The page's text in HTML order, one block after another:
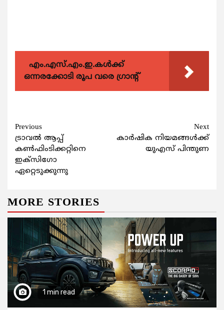
എം.എസ്.എം.ഇ.കൾക്ക്
ഒന്നരക്കോടി രൂപ വരെ ഗ്രാന്റ്
Continue
Reading
Previous
ട്രാവല്‍ ആപ്പ്
കണ്‍ഫിംടിക്കറ്റിനെ
ഇക്‌സിഗോ
ഏറ്റെടുക്കുന്നു
Next
കാര്‍ഷിക നിയമങ്ങള്‍ക്ക്
യുഎസ് പിന്തുണ
MORE STORIES
1 min read